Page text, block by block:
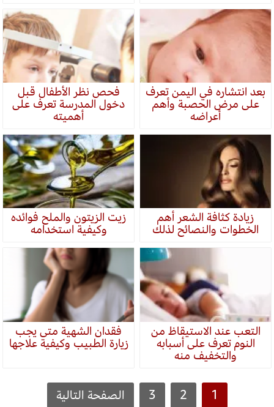
بعد انتشاره في اليمن تعرف
على مرض الحصبة وأهم
أعراضه
فحص نظر الأطفال قبل
دخول المدرسة تعرف على
أهميته
زيادة كثافة الشعر أهم
الخطوات والنصائح لذلك
زيت الزيتون والملح فوائده
وكيفية استخدامه
التعب عند الاستيقاظ من
النوم تعرف على أسبابه
والتخفيف منه
فقدان الشهية متى يجب
زيارة الطبيب وكيفية علاجها
1
2
3 الصفحة التالية